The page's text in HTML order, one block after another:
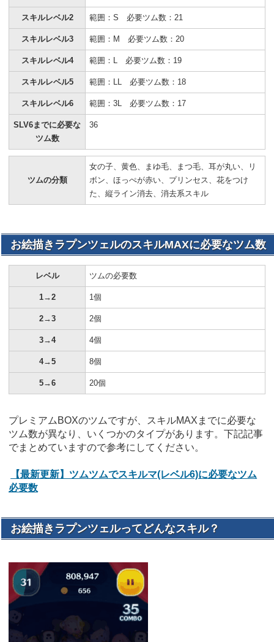
スキルレベル2 範囲：S 必要ツム数：21
スキルレベル3 範囲：M 必要ツム数：20
スキルレベル4 範囲：L 必要ツム数：19
スキルレベル5 範囲：LL 必要ツム数：18
スキルレベル6 範囲：3L 必要ツム数：17
SLV6までに必要な
ツム数
36
ツムの分類
女の子、黄色、まゆ毛、まつ毛、耳が丸い、リ
ボン、ほっぺが赤い、プリンセス、花をつけ
た、縦ライン消去、消去系スキル
お絵描きラプンツェルのスキルMAXに必要なツム数
レベル ツムの必要数
1→2 1個
2→3 2個
3→4 4個
4→5 8個
5→6 20個
プレミアムBOXのツムですが、スキルMAXまでに必要な
ツム数が異なり、いくつかのタイプがあります。下記記事
でまとめていますので参考にしてください。
【最新更新】ツムツムでスキルマ(レベル6)に必要なツム
必要数
お絵描きラプンツェルってどんなスキル？